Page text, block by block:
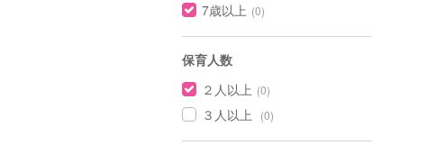
7歳以上 (0)
保育人数
２人以上 (0)
３人以上 (0)